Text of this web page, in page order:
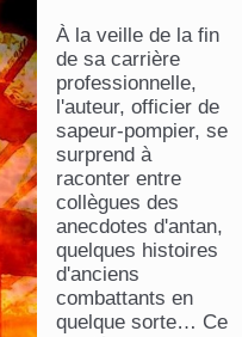
À la veille de la fin
de sa carrière
professionnelle,
l'auteur, officier de
sapeur-pompier, se
surprend à
raconter entre
collègues des
anecdotes d'antan,
quelques histoires
d'anciens
combattants en
quelque sorte… Ce